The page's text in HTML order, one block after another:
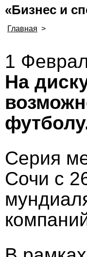
«Бизнес и
Главная >
1
На
Серия
Сочи с